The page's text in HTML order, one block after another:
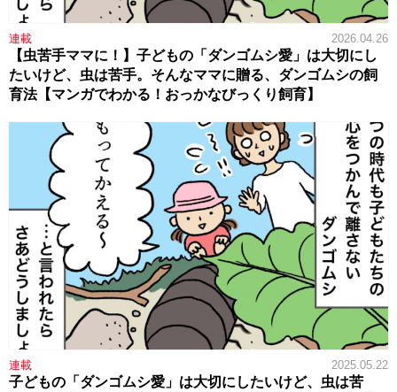
連載 2026.04.26
【虫苦手ママに！】子どもの「ダンゴムシ愛」は大切にし
たいけど、虫は苦手。そんなママに贈る、ダンゴムシの飼
育法【マンガでわかる！おっかなびっくり飼育】
連載 2025.05.22
子どもの「ダンゴムシ愛」は大切にしたいけど、虫は苦